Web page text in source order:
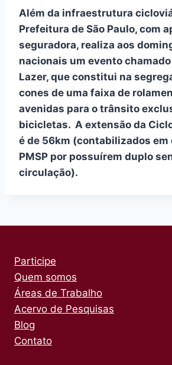
Além da infraestrutura
Prefeitura de São Paulo, com
seguradora, realiza aos
nacionais um evento
Lazer, que constitui na
cones de uma faixa de
avenidas para o trânsito
bicicletas. A extensão da
é de 56km (contabilizados em
PMSP por possuírem duplo
circulação).
Participe
Quem somos
Áreas de Trabalho
Acervo de Pesquisas
Blog
Contato